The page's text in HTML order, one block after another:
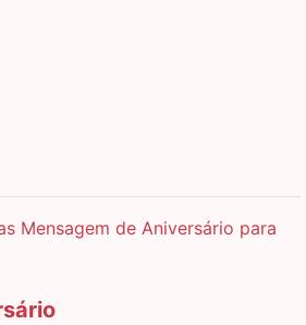
Mensagem de Aniversário para